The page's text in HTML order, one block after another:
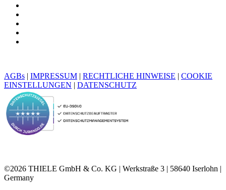
AGBs | IMPRESSUM | RECHTLICHE HINWEISE | COOKIE
EINSTELLUNGEN | DATENSCHUTZ
©2026 THIELE GmbH & Co. KG | Werkstraße 3 | 58640 Iserlohn |
Germany